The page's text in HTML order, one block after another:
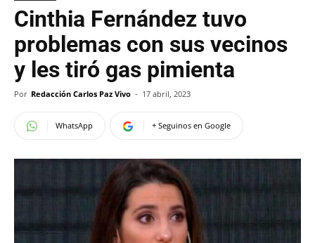
Cinthia Fernández tuvo
problemas con sus vecinos
y les tiró gas pimienta
Por Redacción Carlos Paz Vivo - 17 abril, 2023
WhatsApp + Seguinos en Google